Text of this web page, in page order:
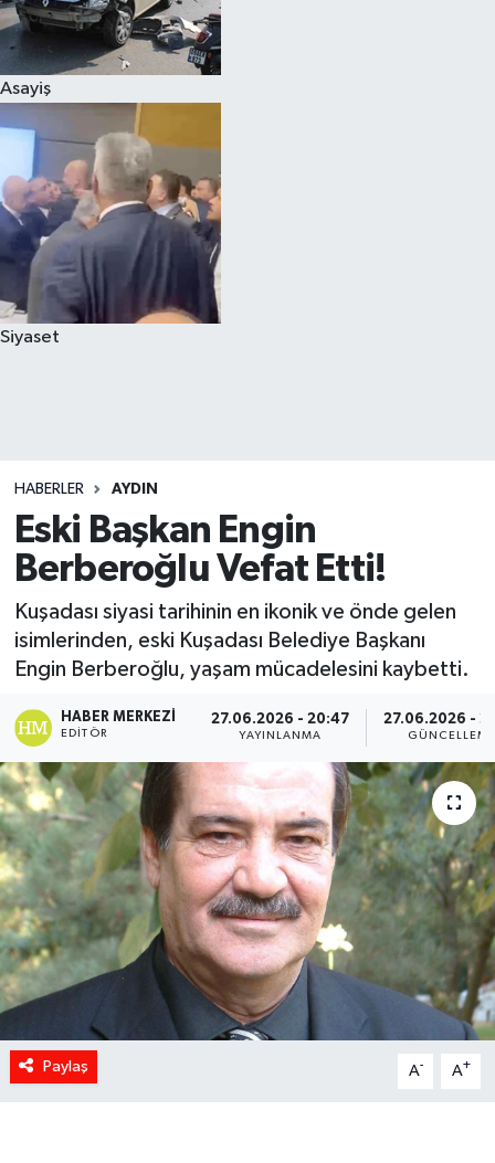
Asayiş
Siyaset
HABERLER AYDIN
Eski Başkan Engin
Berberoğlu Vefat Etti!
Kuşadası siyasi tarihinin en ikonik ve önde gelen
isimlerinden, eski Kuşadası Belediye Başkanı
Engin Berberoğlu, yaşam mücadelesini kaybetti.
HABER MERKEZI
EDITÖR
27.06.2026 - 20:47
YAYINLANMA
27.06.2026 -
Paylaş A- A+